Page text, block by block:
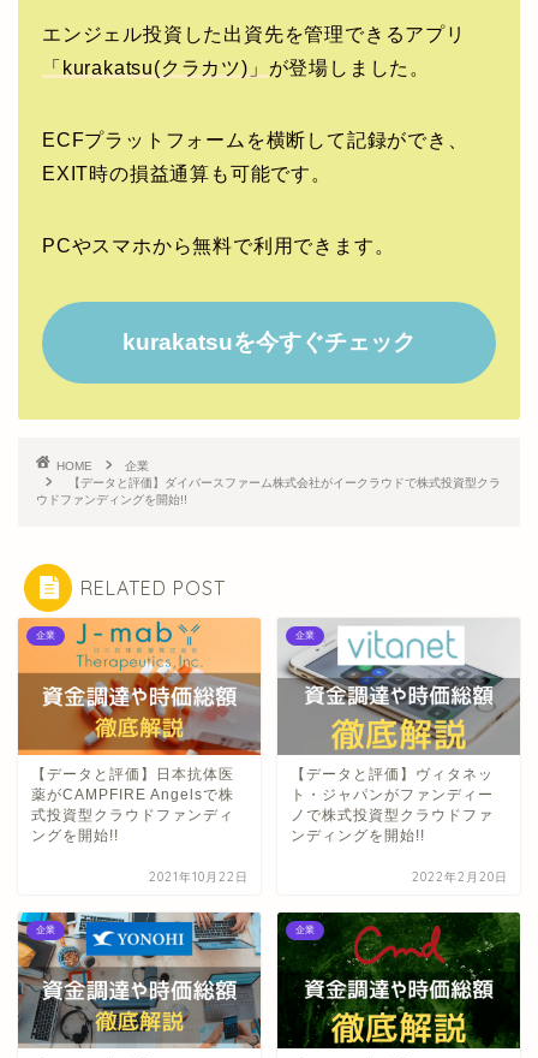
エンジェル投資した出資先を管理できるアプリ
「kurakatsu(クラカツ)」 が登場しました。
ECFプラットフォームを横断して記録ができ、
EXIT時の損益通算も可能です。
PCやスマホから無料で利用できます。
kurakatsuを今すぐチェック
HOME
企業
【データと評価】ダイバースファーム株式会社がイークラウドで株式投資型クラ
ウドファンディングを開始!!
RELATED POST
企業
【データと評価】日本抗体医
薬がCAMPFIRE Angelsで株
式投資型クラウドファンディ
ングを開始!!
2021年10月22日
企業
【データと評価】ヴィタネッ
ト・ジャパンがファンディー
ノで株式投資型クラウドファ
ンディングを開始!!
2022年2月20日
企業 企業